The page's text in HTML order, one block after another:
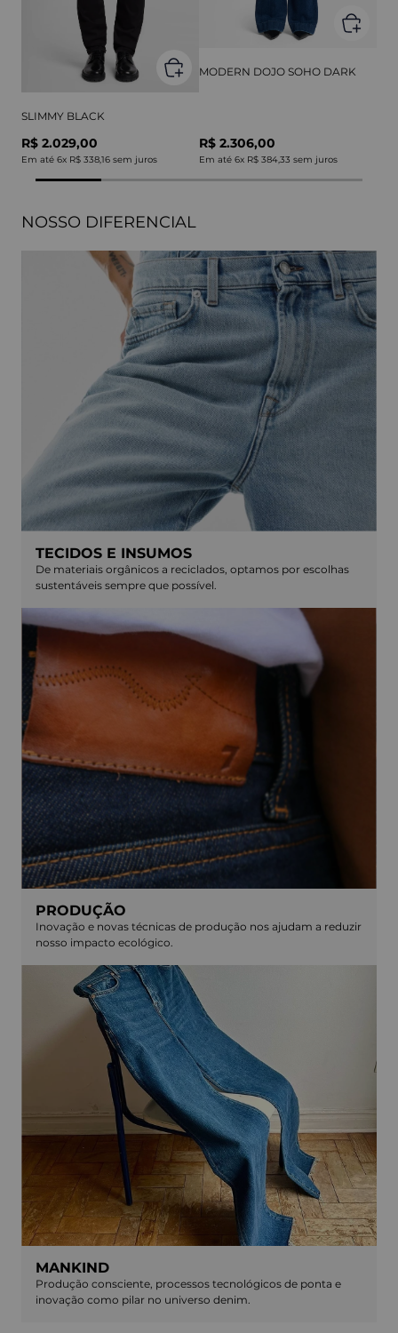
SLIMMY BLACK
R$ 2.029,00
Em até 6x R$ 338,16 sem juros
MODERN DOJO SOHO DARK
R$ 2.306,00
Em até 6x R$ 384,33 sem juros
NOSSO DIFERENCIAL
TECIDOS E INSUMOS
De materiais orgânicos a reciclados, optamos por escolhas
sustentáveis sempre que possível.
PRODUÇÃO
Inovação e novas técnicas de produção nos ajudam a reduzir
nosso impacto ecológico.
MANKIND
Produção consciente, processos tecnológicos de ponta e
inovação como pilar no universo denim.